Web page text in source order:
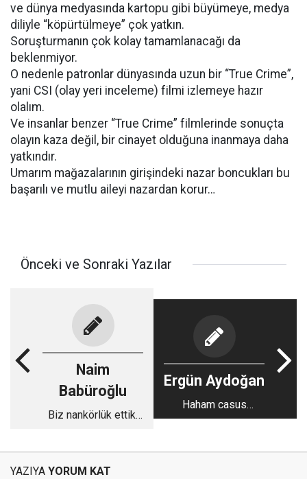
ve dünya medyasında kartopu gibi büyümeye, medya
diliyle “köpürtülmeye” çok yatkın.
Soruşturmanın çok kolay tamamlanacağı da
beklenmiyor.
O nedenle patronlar dünyasında uzun bir “True Crime”,
yani CSI (olay yeri inceleme) filmi izlemeye hazır
olalım.
Ve insanlar benzer “True Crime” filmlerinde sonuçta
olayın kaza değil, bir cinayet olduğuna inanmaya daha
yatkındır.
Umarım mağazalarının girişindeki nazar boncukları bu
başarılı ve mutlu aileyi nazardan korur…
Önceki ve Sonraki Yazılar
Naim
Babüroğlu
Biz nankörlük ettik,
Ergün Aydoğan
Haham casus
Tuncay'dan, casus
YAZIYA YORUM KAT